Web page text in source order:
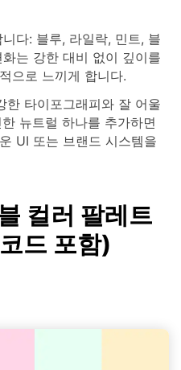
다: 블루, 라일락, 민트, 블
는 강한 대비 없이 깊이를
으로 느끼게 합니다.
한 타이포그래피와 잘 어울
뉴트럴 하나를 추가하면
UI 또는 브랜드 시스템을
컬러 팔레트
드 포함)